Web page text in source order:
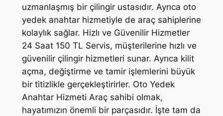
uzmanlaşmış bir çilingir ustasıdır. Ayrıca oto
yedek anahtar hizmetiyle de araç sahiplerine
kolaylık sağlar. Hizlı ve Güvenilir Hizmetler
24 Saat 150 TL Servis, müşterilerine hızlı ve
güvenilir çilingir hizmetleri sunar. Ayrıca kilit
açma, değiştirme ve tamir işlemlerini büyük
bir titizlikle gerçekleştirirler. Oto Yedek
Anahtar Hizmeti Araç sahibi olmak,
hayatımızın önemli bir parçasıdır. İşte tam da